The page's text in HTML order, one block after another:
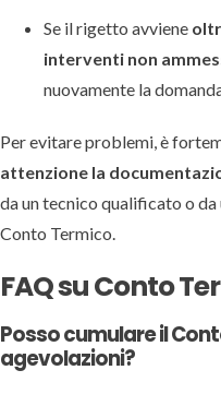
Se il rigetto avviene
interventi non
nuovamente la
Per evitare problemi, è
attenzione la
da un tecnico qualificato o da
Conto Termico.
FAQ su Conto
Posso cumulare il
agevolazioni?